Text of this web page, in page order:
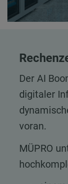
Der AI
digitaler
voran.
MÜPRO